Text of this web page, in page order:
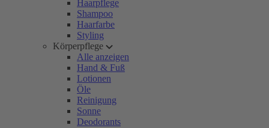
Haarpflege
Shampoo
Haarfarbe
Styling
Körperpflege
Alle anzeigen
Hand & Fuß
Lotionen
Öle
Reinigung
Sonne
Deodorants